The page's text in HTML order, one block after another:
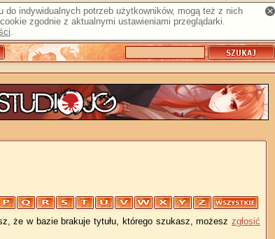
indywidualnych potrzeb użytkowników, mogą też z nich
zgodnie z aktualnymi ustawieniami przeglądarki.
.
że w bazie brakuje tytułu, którego szukasz, możesz zgłosić